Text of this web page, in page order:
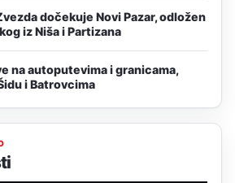
dočekuje Novi Pazar, odložen
iz Niša i Partizana
na autoputevima i granicama,
i Batrovcima